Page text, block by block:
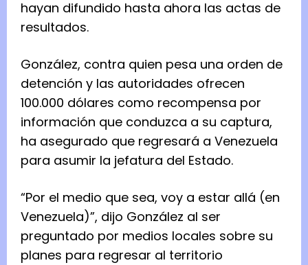
hayan difundido hasta ahora las actas de
resultados.
González, contra quien pesa una orden de
detención y las autoridades ofrecen
100.000 dólares como recompensa por
información que conduzca a su captura,
ha asegurado que regresará a Venezuela
para asumir la jefatura del Estado.
“Por el medio que sea, voy a estar allá (en
Venezuela)”, dijo González al ser
preguntado por medios locales sobre su
planes para regresar al territorio